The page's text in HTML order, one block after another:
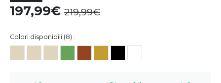
197,99 219,99
Colori disponibili (8) :